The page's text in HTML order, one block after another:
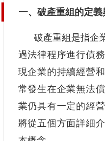
一、破產重組的定
破產重組是指企
過法律程序進行債
現企業的持續經營
常發生在企業無法
業仍具有一定的經
將從五個方面詳細